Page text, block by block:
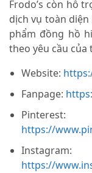
Frodo’s còn hỗ
dịch vụ toàn
phẩm đồng hồ
theo yêu cầu
Website:
Fanpage:
Pinterest:
https://
Instagram:
https://